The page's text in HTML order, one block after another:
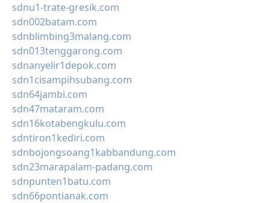
sdnu1-trate-gresik.com
sdn002batam.com
sdnblimbing3malang.com
sdn013tenggarong.com
sdnanyelir1depok.com
sdn1cisampihsubang.com
sdn64jambi.com
sdn47mataram.com
sdn16kotabengkulu.com
sdntiron1kediri.com
sdnbojongsoang1kabbandung.com
sdn23marapalam-padang.com
sdnpunten1batu.com
sdn66pontianak.com